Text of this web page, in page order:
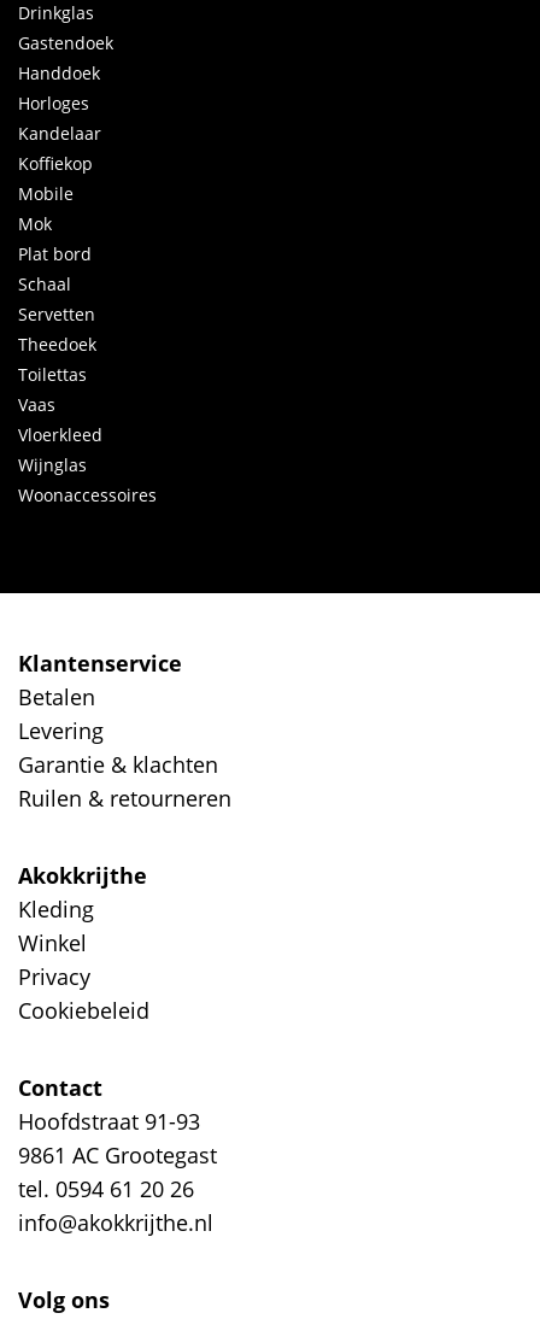
Drinkglas
Gastendoek
Handdoek
Horloges
Kandelaar
Koffiekop
Mobile
Mok
Plat bord
Schaal
Servetten
Theedoek
Toilettas
Vaas
Vloerkleed
Wijnglas
Woonaccessoires
Klantenservice
Betalen
Levering
Garantie & klachten
Ruilen & retourneren
Akokkrijthe
Kleding
Winkel
Privacy
Cookiebeleid
Contact
Hoofdstraat 91-93
9861 AC Grootegast
tel. 0594 61 20 26
info@akokkrijthe.nl
Volg ons